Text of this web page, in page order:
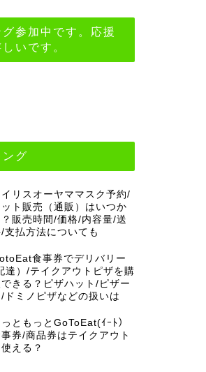
参加中です。応援
いです。
グ
イリスオーヤママスク予約/
ット販売（通販）はいつか
？販売時間/価格/内容量/送
支払方法についても
食事券でデリバリー
達）/テイクアウトピザを購
できる？ピザハット/ピザー
/ドミノピザなどの扱いは
ともっとGoToEat(ｲｰﾄ）
券/商品券はテイクアウト
える？